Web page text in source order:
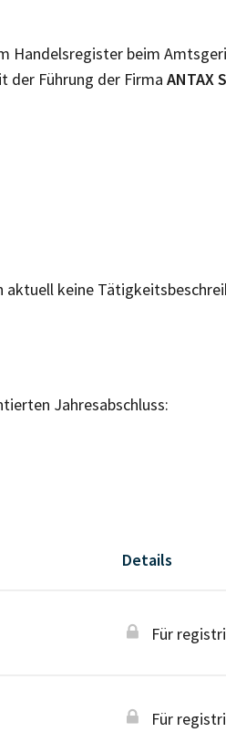
Handelsregister beim
der Führung der Firma ANTAX
aktuell keine
Jahresabschluss:
Details
Für
Für